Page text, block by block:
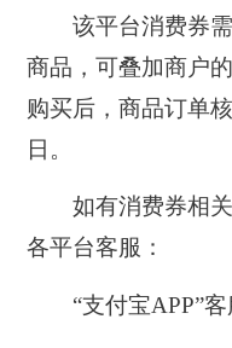
该平台消费券需
商品，可叠加商户
购买后，商品订单
日。
如有消费券相关
各平台客服：
“支付宝APP”客